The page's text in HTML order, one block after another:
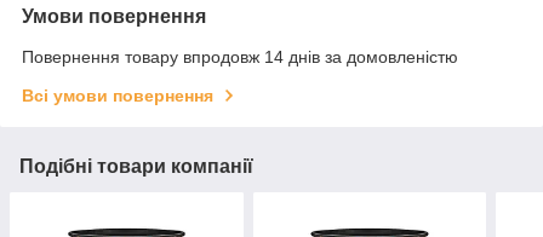
Умови повернення
Повернення товару впродовж 14 днів за домовленістю
Всі умови повернення
Подібні товари компанії